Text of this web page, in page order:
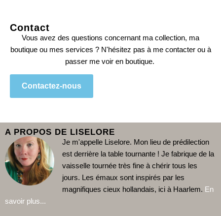
Contact
Vous avez des questions concernant ma collection, ma
boutique ou mes services ? N'hésitez pas à me contacter ou à
passer me voir en boutique.
Contactez-nous
A PROPOS DE LISELORE
Je m'appelle Liselore. Mon lieu de prédilection
est derrière la table tournante ! Je fabrique de la
vaisselle tournée très fine à chérir tous les
jours. Les émaux sont inspirés par les
magnifiques cieux hollandais, ici à Haarlem. En
savoir plus...